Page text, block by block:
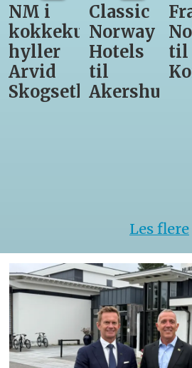
Classic
Norway
Hotels
til
Akershus
Fra
NorEngros
til
til
Les flere